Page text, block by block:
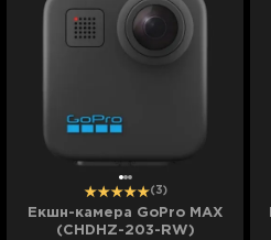
(3)
Екшн-камера GoPro MAX
(CHDHZ-203-RW)